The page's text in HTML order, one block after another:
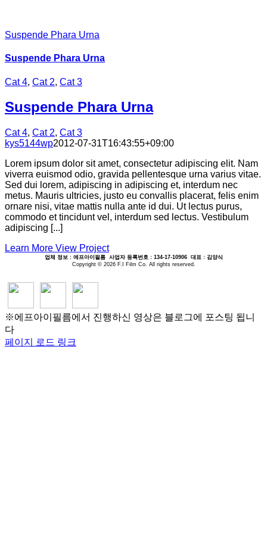
Suspende Phara Urna
Suspende Phara Urna
Cat 4, Cat 2, Cat 3
Suspende Phara Urna
Cat 4, Cat 2, Cat 3
kys5144wp2012-07-31T16:43:55+09:00
Lorem ipsum dolor sit amet, consectetur adipiscing elit. Nam
viverra euismod odio, gravida pellentesque urna varius vitae.
Sed dui lorem, adipiscing in adipiscing et, interdum nec
metus. Mauris ultricies, justo eu convallis placerat, felis enim
ornare nisi, vitae mattis nulla ante id dui. Ut lectus purus,
commodo et tincidunt vel, interdum sed lectus. Vestibulum
adipiscing [...]
Learn More View Project
업체 정보 : 에프아이필름 사업자 등록번호 : 134-17-10906 대표 : 김양식
Copyright © 2026 F.I Film Co. All rights reserved.
※에프아이필름에서 진행하신 영상은 블로그에 포스팅 됩니
다
페이지 로드 링크